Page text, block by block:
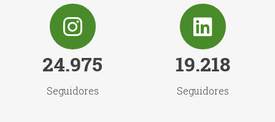
24.975
Seguidores
19.218
Seguidores